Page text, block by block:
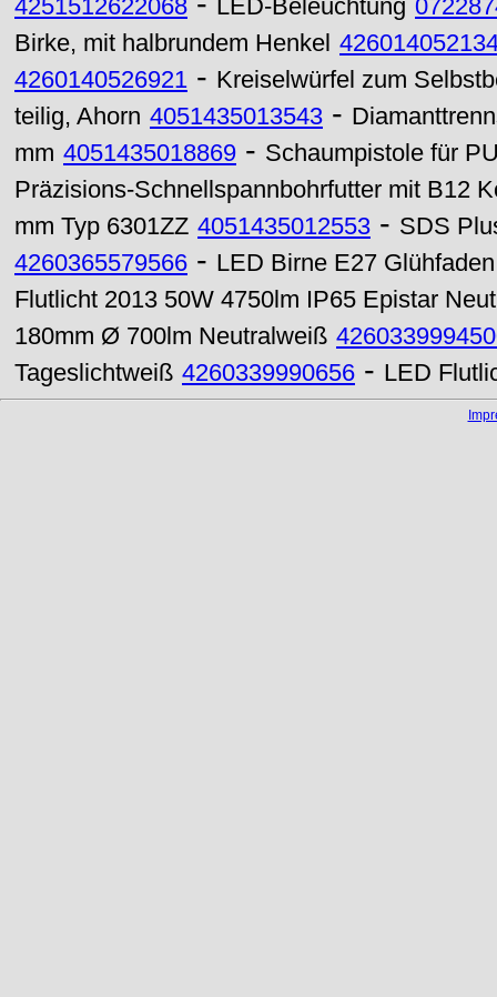
4251512622068 LED-Beleuchtung
Birke, mit halbrundem Henkel
4260140526921 - Kreiselwürfel zum
teilig, Ahorn 4051435013543 -
mm 4051435018869 - Schaumpistole für
Präzisions-Schnellspannbohrfutter mit B12
mm Typ 6301ZZ 4051435012553 - SDS
4260365579566 - LED Birne E27
Flutlicht 2013 50W 4750lm IP65 Epistar
180mm Ø 700lm Neutralweiß
Tageslichtweiß 4260339990656 - LED